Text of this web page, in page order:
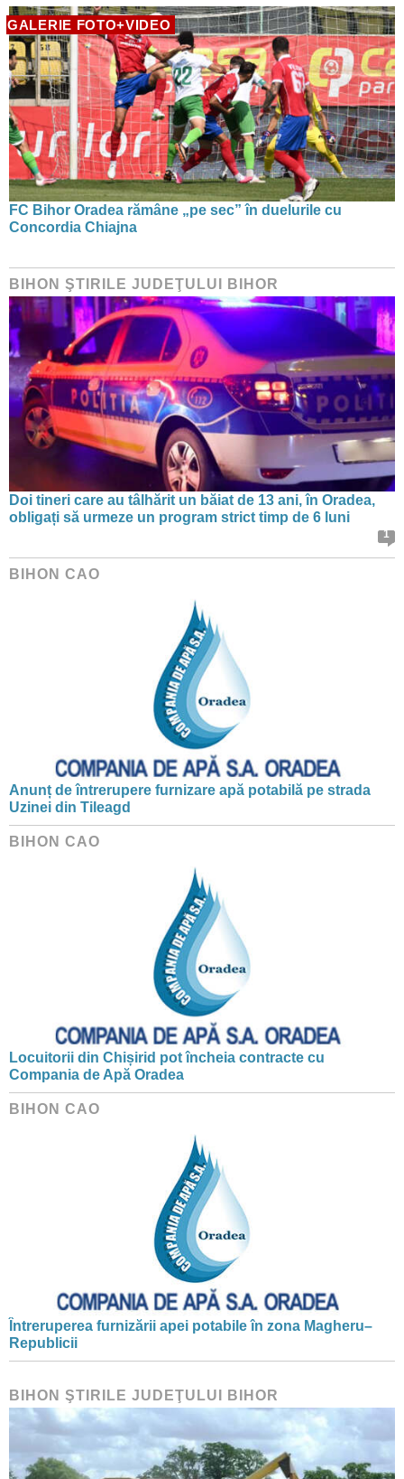
GALERIE FOTO+VIDEO
FC Bihor Oradea rămâne „pe sec” în duelurile cu
Concordia Chiajna
BIHON ŞTIRILE JUDEŢULUI BIHOR
Doi tineri care au tâlhărit un băiat de 13 ani, în Oradea,
obligați să urmeze un program strict timp de 6 luni
1
BIHON CAO
Anunț de întrerupere furnizare apă potabilă pe strada
Uzinei din Tileagd
BIHON CAO
Locuitorii din Chișirid pot încheia contracte cu
Compania de Apă Oradea
BIHON CAO
Întreruperea furnizării apei potabile în zona Magheru–
Republicii
BIHON ŞTIRILE JUDEŢULUI BIHOR